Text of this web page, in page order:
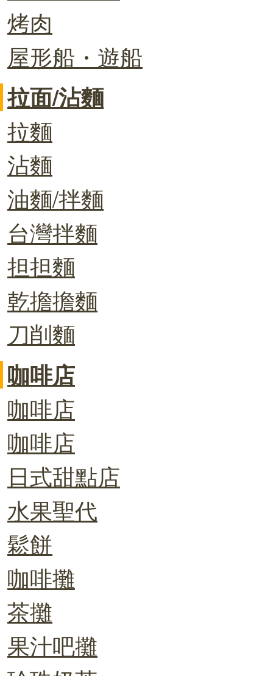
烤肉
屋形船・遊船
拉面/沾麵
拉麵
沾麵
油麵/拌麵
台灣拌麵
担担麵
乾擔擔麵
刀削麵
咖啡店
咖啡店
咖啡店
日式甜點店
水果聖代
鬆餅
咖啡攤
茶攤
果汁吧攤